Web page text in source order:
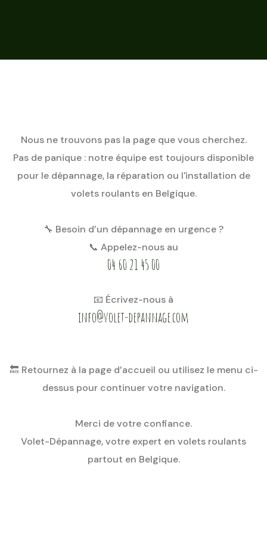
Nous ne trouvons pas la page que vous cherchez.
Pas de panique : notre équipe est toujours disponible
pour le dépannage, la réparation ou l'installation de
volets roulants en Belgique.
🔧 Besoin d’un dépannage en urgence ?
📞 Appelez-nous au
04 60 21 45 00
📧 Écrivez-nous à
info@volet-depannage.com
🔙 Retournez à la page d’accueil ou utilisez le menu ci-
dessus pour continuer votre navigation.
Merci de votre confiance.
Volet-Dépannage, votre expert en volets roulants
partout en Belgique.